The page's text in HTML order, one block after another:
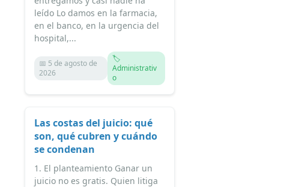
leído Lo damos en la farmacia,
en el banco, en la urgencia del
hospital,...
📅 5 de agosto de
2026
🏷️
Administrativ
o
Las costas del juicio: qué
son, qué cubren y cuándo
se condenan
1. El planteamiento Ganar un
juicio no es gratis. Quien litiga